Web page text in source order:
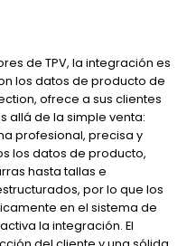
de TPV, la integración es
los datos de producto de
ofrece a sus clientes
allá de la simple venta:
profesional, precisa y
los datos de producto,
hasta tallas e
por lo que los
en el sistema de
la integración. El